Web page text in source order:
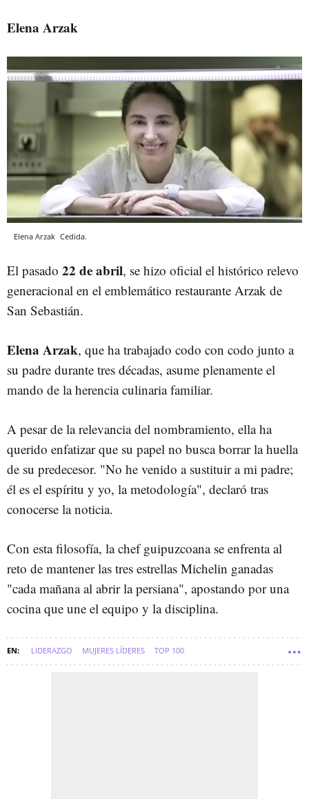
Elena Arzak
Elena Arzak Cedida.
El pasado 22 de abril, se hizo oficial el histórico relevo
generacional en el emblemático restaurante Arzak de
San Sebastián.
Elena Arzak, que ha trabajado codo con codo junto a
su padre durante tres décadas, asume plenamente el
mando de la herencia culinaria familiar.
A pesar de la relevancia del nombramiento, ella ha
querido enfatizar que su papel no busca borrar la huella
de su predecesor. "No he venido a sustituir a mi padre;
él es el espíritu y yo, la metodología", declaró tras
conocerse la noticia.
Con esta filosofía, la chef guipuzcoana se enfrenta al
reto de mantener las tres estrellas Michelin ganadas
"cada mañana al abrir la persiana", apostando por una
cocina que une el equipo y la disciplina.
LIDERAZGO MUJERES LÍDERES TOP 100